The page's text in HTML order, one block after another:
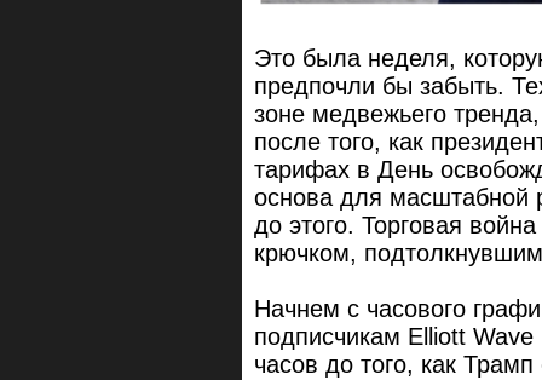
Это была неделя,
предпочли бы забыть.
зоне медвежьего
после того, как
тарифах в День
основа для масштабной
до этого. Торговая
крючком,
Начнем с часового
подписчикам Elliott
часов до того, как